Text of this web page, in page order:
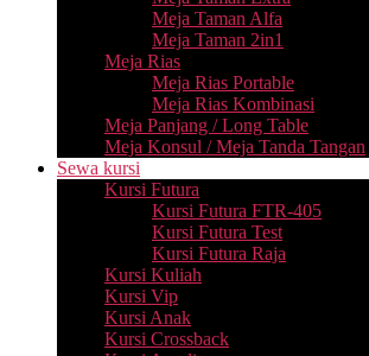
Meja Taman Alfa
Meja Taman 2in1
Meja Rias
Meja Rias Portable
Meja Rias Kombinasi
Meja Panjang / Long Table
Meja Konsul / Meja Tanda Tangan
Sewa kursi
Kursi Futura
Kursi Futura FTR-405
Kursi Futura Test
Kursi Futura Raja
Kursi Kuliah
Kursi Vip
Kursi Anak
Kursi Crossback